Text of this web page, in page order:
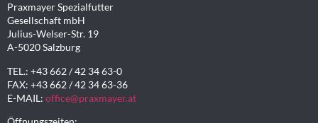
Praxmayer Spezialfutter
Gesellschaft mbH
Julius-Welser-Str. 19
A-5020 Salzburg
TEL.: +43 662 / 42 34 63-0
FAX: +43 662 / 42 34 63-36
E-MAIL: office@praxmayer.at